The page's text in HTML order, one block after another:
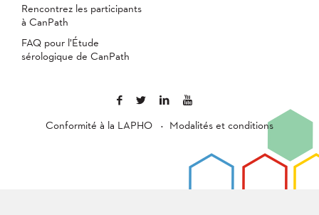
Rencontrez les participants
à CanPath
FAQ pour l’Étude
sérologique de CanPath
Conformité à la LAPHO Modalités et conditions